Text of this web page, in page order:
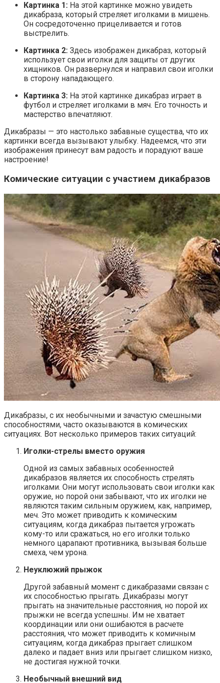
Картинка 1: На этой картинке можно увидеть
дикабраза, который стреляет иголками в мишень.
Он сосредоточенно прицеливается и готов
выстрелить.
Картинка 2: Здесь изображен дикабраз, который
использует свои иголки для защиты от других
хищников. Он развернулся и направил свои иголки
в сторону нападающего.
Картинка 3: На этой картинке дикабраз играет в
футбол и стреляет иголками в мяч. Его точность и
мастерство впечатляют.
Дикабразы — это настолько забавные существа, что их
картинки всегда вызывают улыбку. Надеемся, что эти
изображения принесут вам радость и порадуют ваше
настроение!
Комические ситуации с участием дикабразов
Дикабразы, с их необычными и зачастую смешными
способностями, часто оказываются в комических
ситуациях. Вот несколько примеров таких ситуаций:
Иголки-стрелы вместо оружия
Одной из самых забавных особенностей
дикабразов является их способность стрелять
иголками. Они могут использовать свои иголки как
оружие, но порой они забывают, что их иголки не
являются таким сильным оружием, как, например,
меч. Это может приводить к комическим
ситуациям, когда дикабраз пытается угрожать
кому-то или сражаться, но его иголки только
немного царапают противника, вызывая больше
смеха, чем урона.
Неуклюжий прыжок
Другой забавный момент с дикабразами связан с
их способностью прыгать. Дикабразы могут
прыгать на значительные расстояния, но порой их
прыжки не всегда успешны. Им не хватает
координации или они ошибаются в расчете
расстояния, что может приводить к комичным
ситуациям, когда дикабраз прыгает слишком
далеко и падает вниз или прыгает слишком низко,
не достигая нужной точки.
Необычный внешний вид